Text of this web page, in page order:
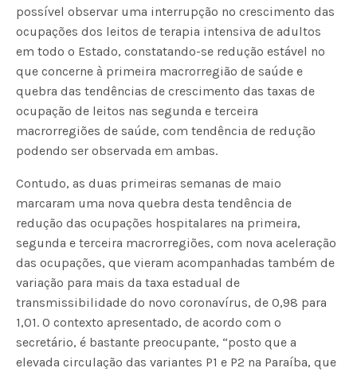
possível observar uma interrupção no crescimento das
ocupações dos leitos de terapia intensiva de adultos
em todo o Estado, constatando-se redução estável no
que concerne à primeira macrorregião de saúde e
quebra das tendências de crescimento das taxas de
ocupação de leitos nas segunda e terceira
macrorregiões de saúde, com tendência de redução
podendo ser observada em ambas.
Contudo, as duas primeiras semanas de maio
marcaram uma nova quebra desta tendência de
redução das ocupações hospitalares na primeira,
segunda e terceira macrorregiões, com nova aceleração
das ocupações, que vieram acompanhadas também de
variação para mais da taxa estadual de
transmissibilidade do novo coronavírus, de 0,98 para
1,01. O contexto apresentado, de acordo com o
secretário, é bastante preocupante, “posto que a
elevada circulação das variantes P1 e P2 na Paraíba, que